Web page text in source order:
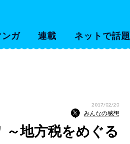
ンガ 連載 ネットで話題
2017/02/20
みんなの感想
地方税をめぐる